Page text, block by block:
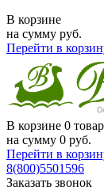
В корзине
на сумму руб.
Перейти в
В корзине 0
на сумму 0 руб.
Перейти в
8(800)5501596
Заказать звонок